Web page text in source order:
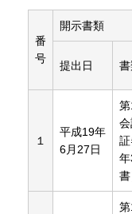
番
号
開示書類
提出日
１
平成19年
6月27日
書